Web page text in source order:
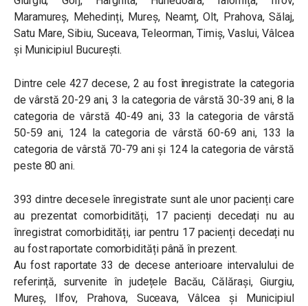
Maramureș, Mehedinți, Mureș, Neamț, Olt, Prahova, Sălaj,
Satu Mare, Sibiu, Suceava, Teleorman, Timiș, Vaslui, Vâlcea
și Municipiul București.
Dintre cele 427 decese, 2 au fost înregistrate la categoria
de vârstă 20-29 ani, 3 la categoria de vârstă 30-39 ani, 8 la
categoria de vârstă 40-49 ani, 33 la categoria de vârstă
50-59 ani, 124 la categoria de vârstă 60-69 ani, 133 la
categoria de vârstă 70-79 ani și 124 la categoria de vârstă
peste 80 ani.
393 dintre decesele înregistrate sunt ale unor pacienți care
au prezentat comorbidități, 17 pacienți decedați nu au
înregistrat comorbidități, iar pentru 17 pacienți decedați nu
au fost raportate comorbidități până în prezent.
Au fost raportate 33 de decese anterioare intervalului de
referință, survenite în județele Bacău, Călărași, Giurgiu,
Mureș, Ilfov, Prahova, Suceava, Vâlcea și Municipiul